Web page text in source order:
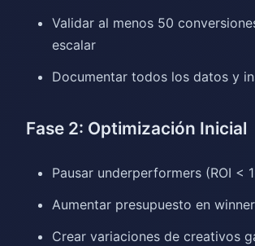
Validar al menos 50
escalar
Documentar todos los datos y
Fase 2: Optimización Inicial
Pausar underperformers (ROI <
Aumentar presupuesto en
Crear variaciones de creativos